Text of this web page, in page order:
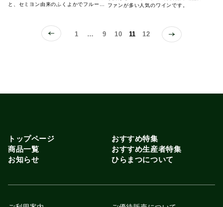
と、セミヨン由来のふくよかでフルーテ
ファンが多い人気のワインです。
1 … 9 10 11 12
トップページ
商品一覧
お知らせ
おすすめ特集
おすすめ生産者特集
ひらまつについて